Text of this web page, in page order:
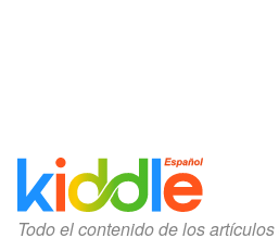
Todo el contenido de los